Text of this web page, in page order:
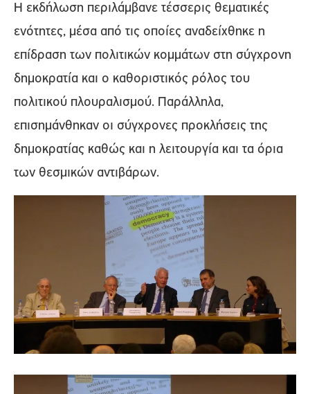
Η εκδήλωση περιλάμβανε τέσσερις θεματικές
ενότητες, μέσα από τις οποίες αναδείχθηκε η
επίδραση των πολιτικών κομμάτων στη σύγχρονη
δημοκρατία και ο καθοριστικός ρόλος του
πολιτικού πλουραλισμού. Παράλληλα,
επισημάνθηκαν οι σύγχρονες προκλήσεις της
δημοκρατίας καθώς και η λειτουργία και τα όρια
των θεσμικών αντιβάρων.